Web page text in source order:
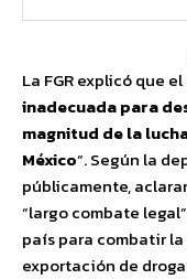
La FGR explicó que
inadecuada para
magnitud de la
México“. Según la
públicamente,
“largo combate
país para combatir
exportación de